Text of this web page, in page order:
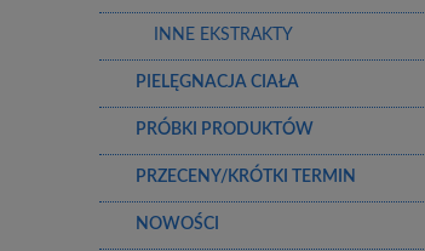
INNE EKSTRAKTY
PIELĘGNACJA CIAŁA
PRÓBKI PRODUKTÓW
PRZECENY/KRÓTKI TERMIN
NOWOŚCI